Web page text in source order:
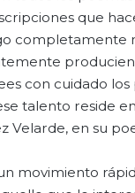
que
con cuidado
talento reside
Velarde, en su
movimiento